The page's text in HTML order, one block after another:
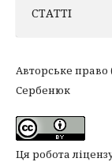
СТАТТІ
Авторське
Сербенюк
Ця робота